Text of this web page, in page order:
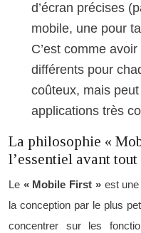
d’écran précises
mobile, une pour
C’est comme
différents pour
coûteux, mais
applications très
La philosophie «
l’essentiel avant tout
Le « Mobile First »est une
la conception par le plus
concentrer sur les